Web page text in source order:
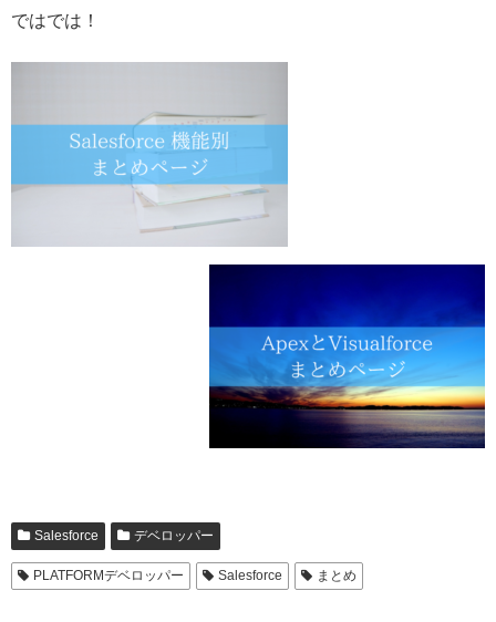
ではでは！
Salesforce デベロッパー
PLATFORMデベロッパー Salesforce まとめ